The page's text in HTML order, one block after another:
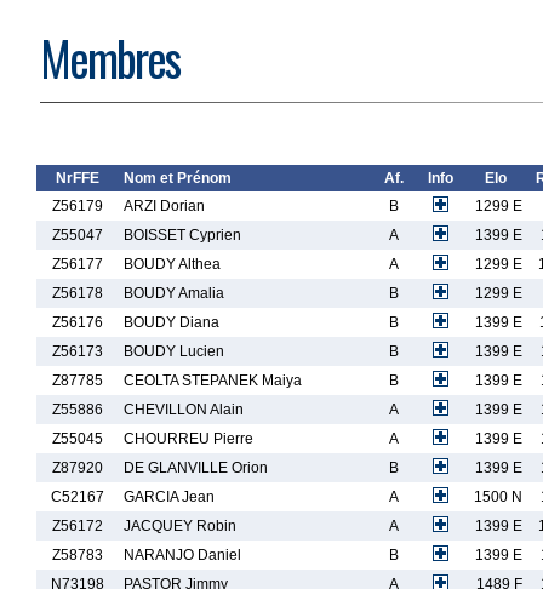
Membres
NrFFE Nom et Prénom Af. Info Elo
Z56179
ARZI Dorian B
1299 E
Z55047
BOISSET Cyprien A 1399 E
Z56177
BOUDY Althea A 1299 E
Z56178
BOUDY Amalia B
1299 E
Z56176
BOUDY Diana B 1399 E
Z56173
BOUDY Lucien B 1399 E
Z87785
CEOLTA STEPANEK Maiya B 1399 E
Z55886
CHEVILLON Alain A 1399 E
Z55045
CHOURREU Pierre A 1399 E
Z87920
DE GLANVILLE Orion B 1399 E
C52167
GARCIA Jean A 1500 N
Z56172
JACQUEY Robin A 1399 E
Z58783
NARANJO Daniel B 1399 E
N73198
PASTOR Jimmy A 1489 F